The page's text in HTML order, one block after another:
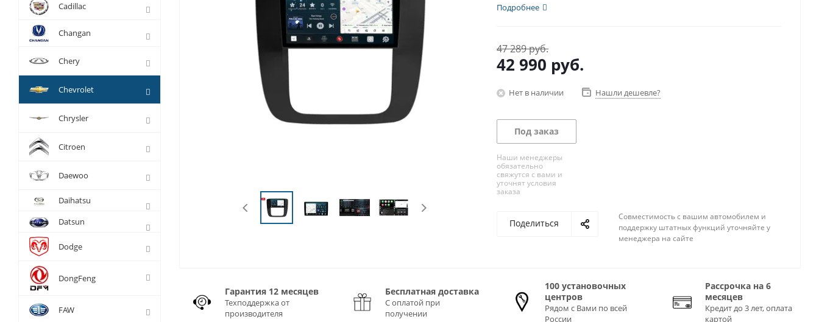
Подробнее
47 289 руб.
42 990 руб.
Нет в наличии Нашли дешевле?
Под заказ
Наши менеджеры
обязательно
свяжутся с вами и
уточнят условия
заказа
Поделиться
Совместимость с вашим автомобилем и
поддержку штатных функций уточняйте у
менеджера на сайте
Гарантия 12 месяцев
Техподдержка от
производителя
Бесплатная доставка
С оплатой при
получении
100 установочных
центров
Рядом с Вами по всей
России
Рассрочка на 6
месяцев
Кредит до 3 лет, оплата
картой
Cadillac
Changan
Chery
Chevrolet
Chrysler
Citroen
Daewoo
Daihatsu
Datsun
Dodge
DongFeng
FAW